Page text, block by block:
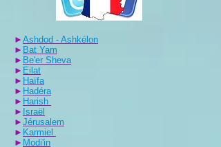
► Ashdod - Ashkélon
► Bat Yam
► Be'er Sheva
► Eilat
► Haïfa
► Hadéra
► Harish
► Israël
► Jérusalem
► Karmiel
► Modi'in